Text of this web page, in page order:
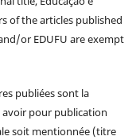
of the articles published
or EDUFU are exempt
publiées sont la
pour publication
soit mentionnée (titre